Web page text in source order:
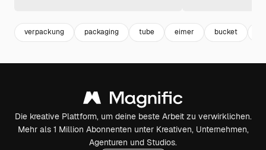
verpackung packaging tube eimer bucket
Die kreative Plattform, um deine beste Arbeit zu verwirklichen.
Mehr als 1 Million Abonnenten unter Kreativen, Unternehmen,
Agenturen und Studios.